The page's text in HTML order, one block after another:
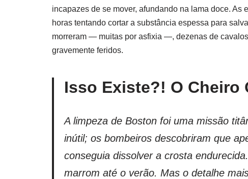
incapazes de se mover, afundando na lama doce.
horas tentando cortar a substância espessa para
morreram — muitas por asfixia —, dezenas de
gravemente feridos.
Isso Existe?! O Cheiro
A limpeza de Boston foi uma missão
inútil; os bombeiros descobriram que
conseguia dissolver a crosta
marrom até o verão. Mas o detalhe